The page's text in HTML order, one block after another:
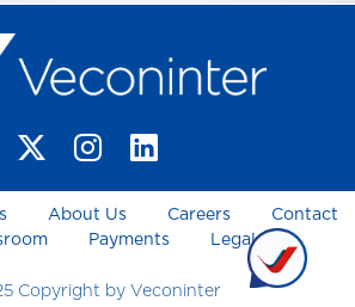
About Us Careers
Contact
Payments Legal
Copyright by Veconinter